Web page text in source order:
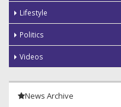
Lifestyle
Politics
Videos
News Archive